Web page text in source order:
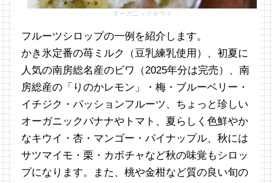
オーガニックキウイ
フルーツシロップの一例を紹介します。
かき氷定番の苺ミルク（豆乳練乳使用）、初夏に
人気の南房総名産のビワ（2025年分は完売）、南
房総産の「りのかレモン」・梅・ブルーベリー・
イチジク・パッションフルーツ、ちょっと珍しい
オーガニックバナナやトマト、夏らしく色鮮やか
なキウイ・杏・マンゴー・パイナップル、秋には
サツマイモ・栗・カボチャなど秋の味覚もシロッ
プになります。また、桃や金柑など質の良い旬の